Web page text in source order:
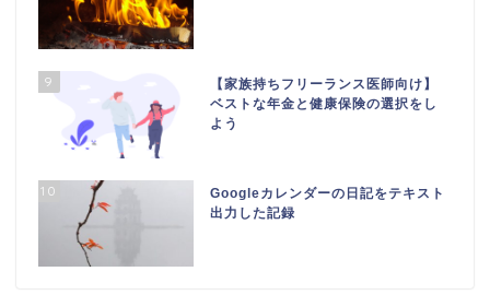
9
【家族持ちフリーランス医師向け】
ベストな年金と健康保険の選択をし
よう
10
Googleカレンダーの日記をテキスト
出力した記録